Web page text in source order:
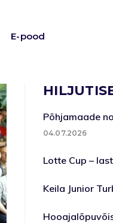
E-pood
Põhjamaade
04.07.2026
Lotte Cup –
Keila Junior